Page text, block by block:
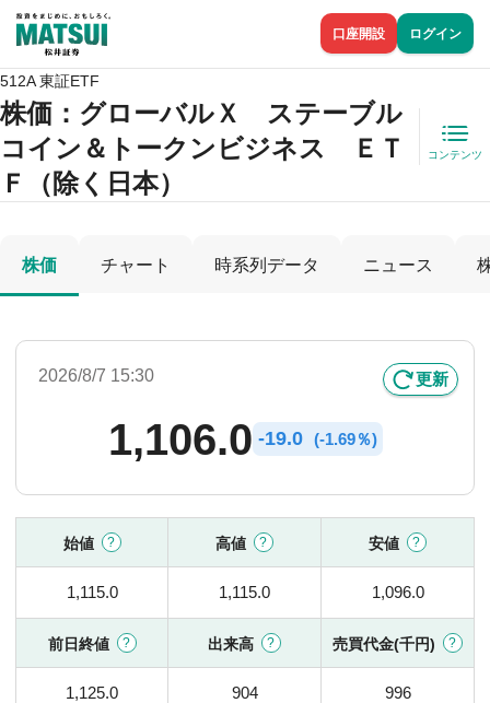
口座開設 ログイン
512A 東証ETF
株価 ：グローバルＸ ステーブル
コイン＆トークンビジネス ＥＴ
Ｆ（除く日本）
コンテンツ
株価 チャート 時系列データ ニュース
2026/8/7 15:30 更新
1,106.0 -19.0 (-1.69％)
始値 高値 安値
1,115.0 1,115.0 1,096.0
前日終値 出来高 売買代金(千円)
1,125.0 904 996